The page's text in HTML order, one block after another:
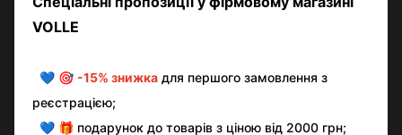
Контактна інформація